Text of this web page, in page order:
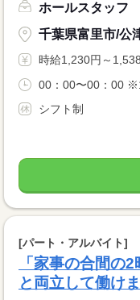
ホールスタッフ
千葉県富里市/公
時給1,230円～
00：00〜00：00
シフト制
[パート・アルバイト]
「家事の合間の
と両立して働け